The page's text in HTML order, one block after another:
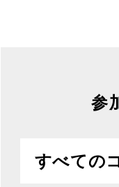
参
すべての